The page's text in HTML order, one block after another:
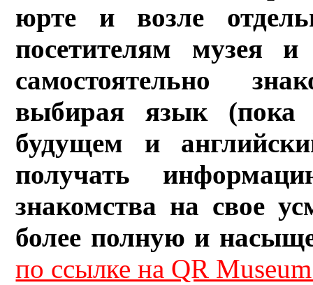
юрте и возле
посетителям музея и
самостоятельно
выбирая язык (пока
будущем и
получать
знакомства на свое
более полную и
по ссылке на QR